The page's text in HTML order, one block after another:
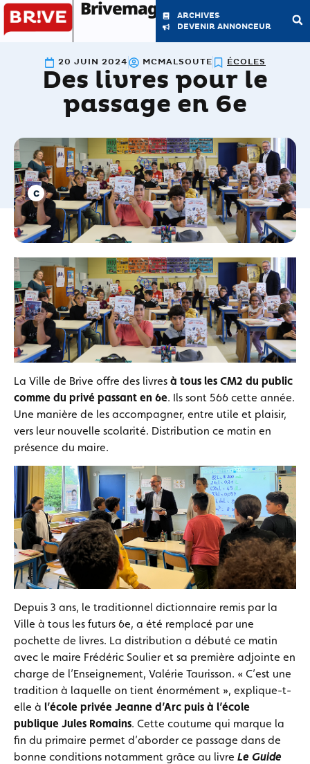
Brivemag'
ARCHIVES
DEVENIR ANNONCEUR
20 JUIN 2024 MCMALSOUTE ÉCOLES
Des livres pour le
passage en 6e
La Ville de Brive offre des livres à tous les CM2 du public
comme du privé passant en 6e. Ils sont 566 cette année.
Une manière de les accompagner, entre utile et plaisir,
vers leur nouvelle scolarité. Distribution ce matin en
présence du maire.
Depuis 3 ans, le traditionnel dictionnaire remis par la
Ville à tous les futurs 6e, a été remplacé par une
pochette de livres. La distribution a débuté ce matin
avec le maire Frédéric Soulier et sa première adjointe en
charge de l’Enseignement, Valérie Taurisson. « C’est une
tradition à laquelle on tient énormément », explique-t-
elle à l’école privée Jeanne d’Arc puis à l’école
publique Jules Romains. Cette coutume qui marque la
fin du primaire permet d’aborder ce passage dans de
bonne conditions notamment grâce au livre Le Guide